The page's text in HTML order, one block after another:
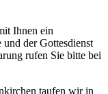
Ihnen ein
und der Gottesdienst
rufen Sie bitte bei
taufen wir in